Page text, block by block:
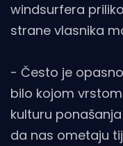
windsurfera
strane vlasnika
- Često je
bilo kojom
kulturu
da nas ometaju